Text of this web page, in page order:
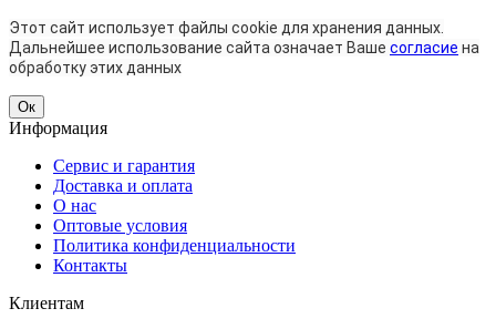
Этот сайт использует файлы cookie для хранения данных.
Дальнейшее использование сайта означает Ваше согласие на
обработку этих данных
Ок
Информация
Сервис и гарантия
Доставка и оплата
О нас
Оптовые условия
Политика конфиденциальности
Контакты
Клиентам